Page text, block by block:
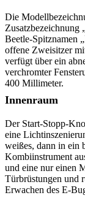
Die
Zusatzbezeichnung
Beetle-Spitznamen
offene Zweisitzer
verfügt über ein
verchromter
400 Millimeter.
Innenraum
Der Start-Stopp-
eine
weißes, dann in ein
Kombiinstrument
und eine nur einen
Türbrüstungen und
Erwachen des E-